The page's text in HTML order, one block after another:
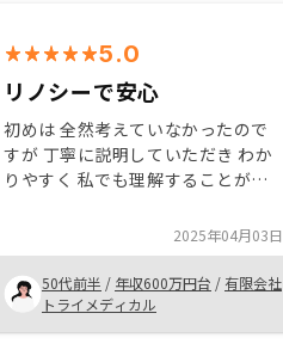
5.0
リノシーで安心
初めは 全然考えていなかったので
すが 丁寧に説明していただき わか
りやすく 私でも理解することがで
は一度チャレンジしてもいいかなと
思った 自分の社会的な価値をみて
いただき、信用を利用してみようと
思いました。これからもよろしくお
願いします
2025年04月03日
50代前半 / 年収600万円台 / 有限会社
トライメディカル